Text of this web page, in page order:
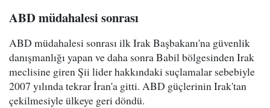
ABD müdahalesi sonrası
ABD müdahalesi sonrası ilk Irak Başbakanı'na güvenlik
danışmanlığı yapan ve daha sonra Babil bölgesinden Irak
meclisine giren Şii lider hakkındaki suçlamalar sebebiyle
2007 yılında tekrar İran'a gitti. ABD güçlerinin Irak'tan
çekilmesiyle ülkeye geri döndü.